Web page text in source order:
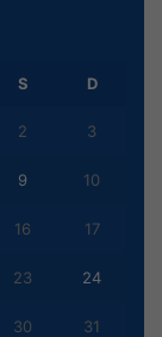
S D
2 3
9 10
16 17
23 24
30 31